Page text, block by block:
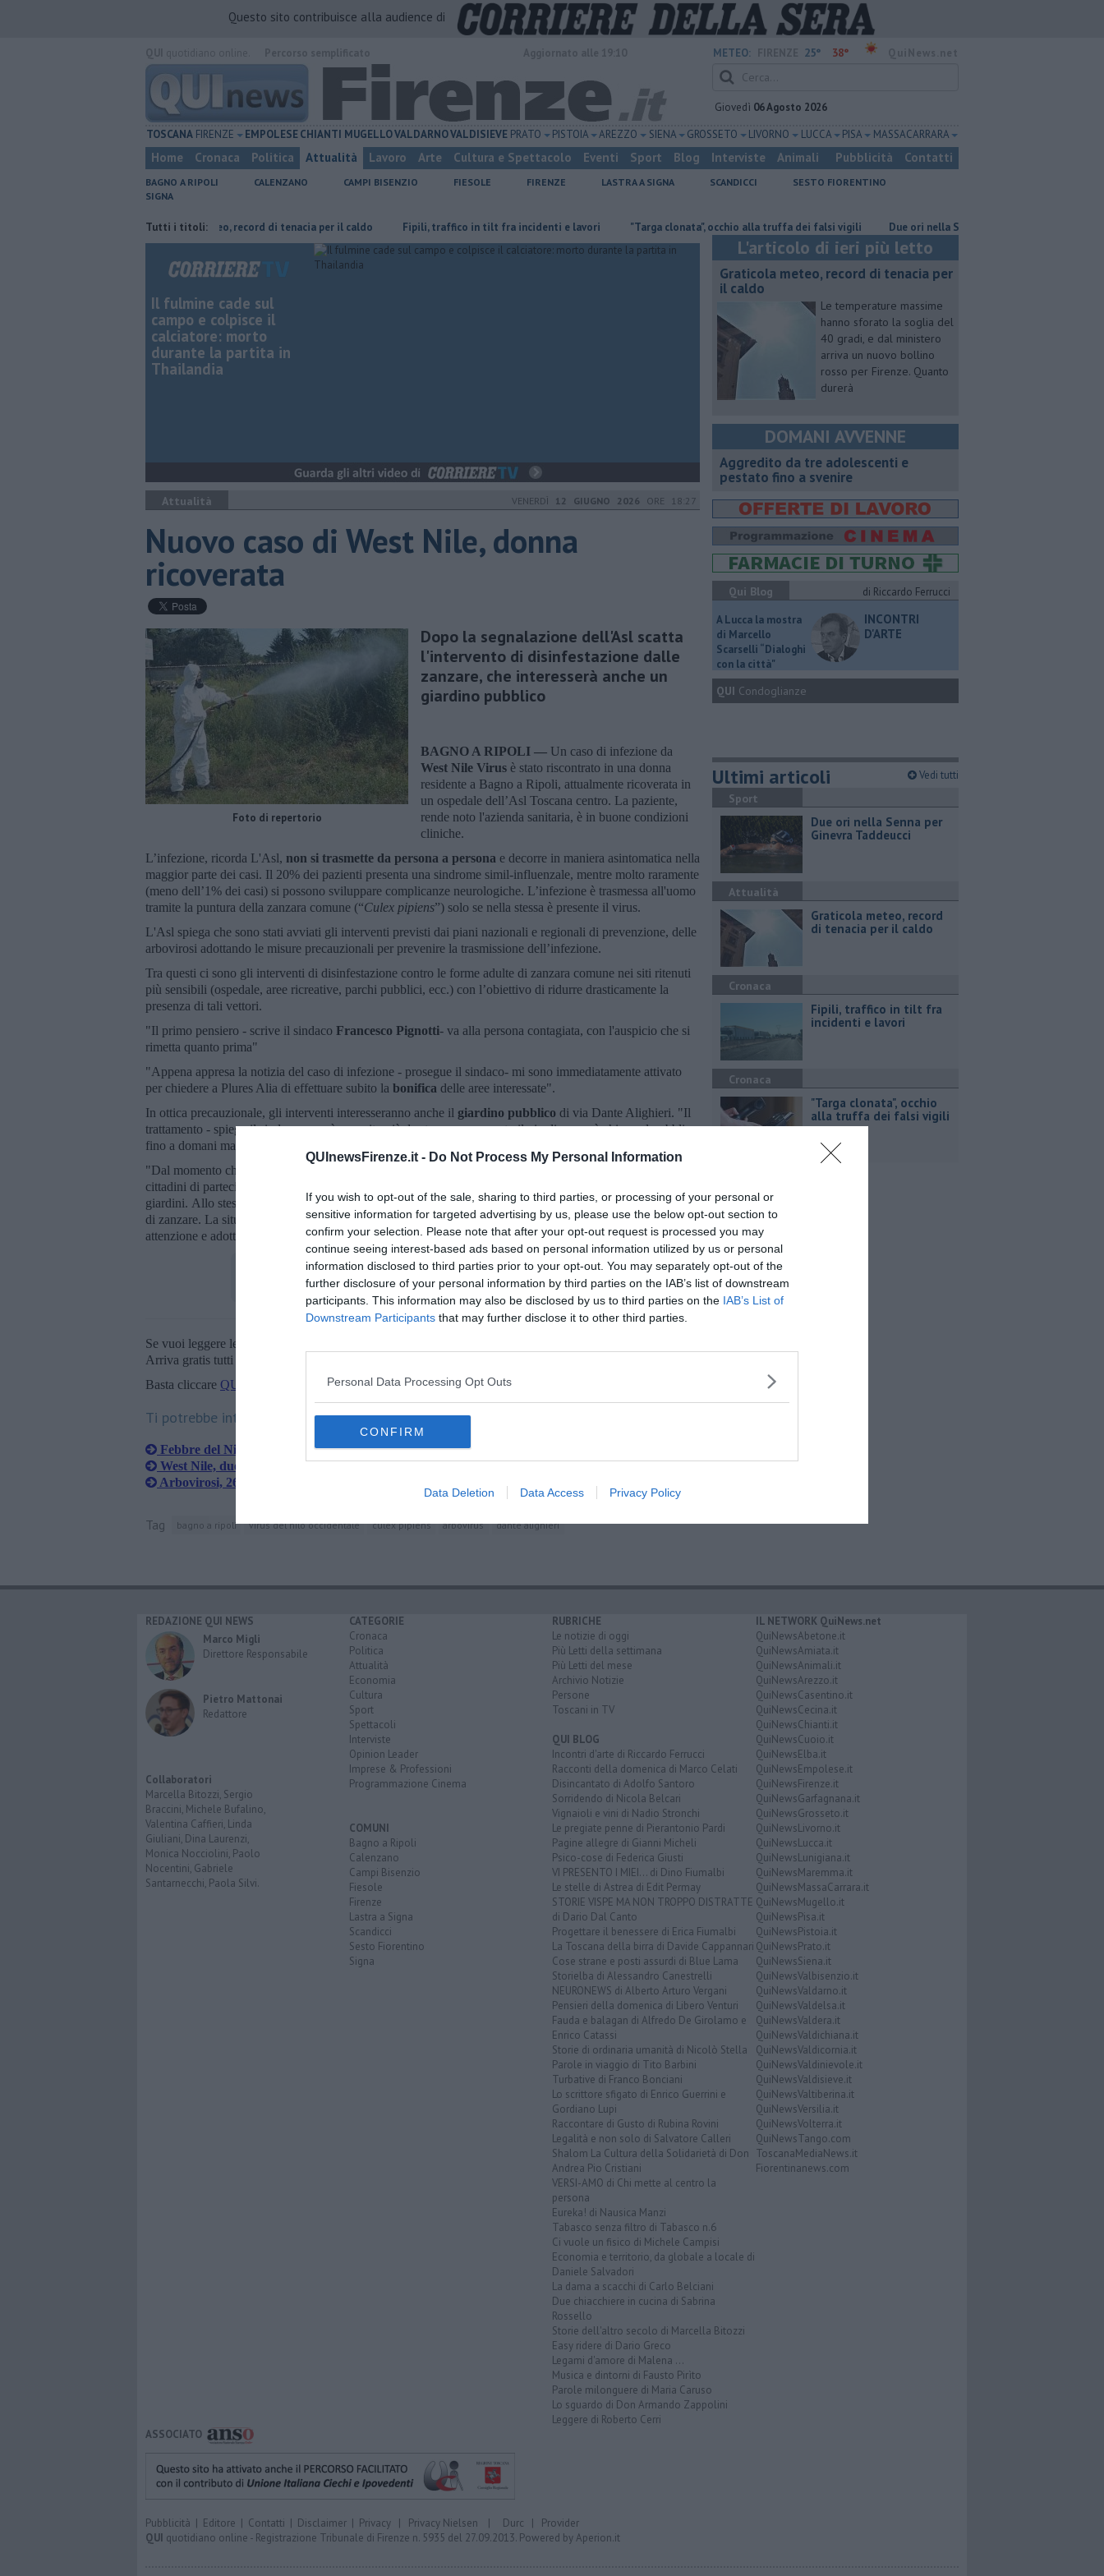
QUInewsFirenze.it - Do Not Process My Personal Information
If you wish to opt-out of the sale, sharing to third parties, or processing of your personal or
sensitive information for targeted advertising by us, please use the below opt-out section to
confirm your selection. Please note that after your opt-out request is processed you may
continue seeing interest-based ads based on personal information utilized by us or personal
information disclosed to third parties prior to your opt-out. You may separately opt-out of the
further disclosure of your personal information by third parties on the IAB’s list of downstream
participants. This information may also be disclosed by us to third parties on the IAB’s List of
Downstream Participants that may further disclose it to other third parties.
Personal Data Processing Opt Outs
CONFIRM
Data Deletion Data Access Privacy Policy
Questo sito contribuisce alla audience di
METEO: 25° 38°
Giovedì 06 Agosto 2026
TOSCANA FIRENZE EMPOLESECHIANTI MUGELLOVALDARNOVALDISIEVE PRATO PISTOIA AREZZO SIENA GROSSETO LIVORNO LUCCA PISA MASSA CARRARA
Home Cronaca Politica Attualità Lavoro Arte Cultura e Spettacolo Eventi Sport Blog Interviste Animali Pubblicità Contatti
BAGNO A RIPOLI CALENZANO CAMPI BISENZIO FIESOLE FIRENZE LASTRA A SIGNA SCANDICCI
SESTO FIORENTINO
SIGNA
Tutti i titoli:
Graticola meteo, record di tenacia per il caldo Fipili, traffico in tilt fra incidenti e lavori "Targa clonata", occhio alla truffa dei falsi vigili Due ori nella Senna per Ginevra Taddeucci
Il fulmine cade sul
campo e colpisce il
calciatore: morto
durante la partita in
Thailandia
Attualità VENERDÌ 12 GIUGNO 2026 ORE 18:27
Nuovo caso di West Nile, donna
ricoverata
Foto di repertorio
Dopo la segnalazione dell'Asl scatta
l'intervento di disinfestazione dalle
zanzare, che interesserà anche un
giardino pubblico
BAGNO A RIPOLI — Un caso di infezione da
West Nile Virus è stato riscontrato in una donna
residente a Bagno a Ripoli, attualmente ricoverata in
un ospedale dell’Asl Toscana centro. La paziente,
rende noto l'azienda sanitaria, è in buone condizioni
cliniche.
L’infezione, ricorda L'Asl, non si trasmette da persona a persona e decorre in maniera asintomatica nella
maggior parte dei casi. Il 20% dei pazienti presenta una sindrome simil-influenzale, mentre molto raramente
(meno dell’1% dei casi) si possono sviluppare complicanze neurologiche. L’infezione è trasmessa all'uomo
tramite la puntura della zanzara comune (“Culex pipiens”) solo se nella stessa è presente il virus.
L'Asl spiega che sono stati avviati gli interventi previsti dai piani nazionali e regionali di prevenzione, delle
arbovirosi adottando le misure precauzionali per prevenire la trasmissione dell’infezione.
Tra questi ci sono gli interventi di disinfestazione contro le forme adulte di zanzara comune nei siti ritenuti
più sensibili (ospedale, aree ricreative, parchi pubblici, ecc.) con l’obiettivo di ridurre drasticamente la
presenza di tali vettori.
"Il primo pensiero - scrive il sindaco Francesco Pignotti- va alla persona contagiata, con l'auspicio che si
rimetta quanto prima"
"Appena appresa la notizia del caso di infezione - prosegue il sindaco- mi sono immediatamente attivato
per chiedere a Plures Alia di effettuare subito la bonifica delle aree interessate".
In ottica precauzionale, gli interventi interesseranno anche il giardino pubblico di via Dante Alighieri. "Il
trattamento - spiega il sindaco - verrà eseguito già da stasera, per questo il giardino verrà chiuso al pubblico
fino a domani mattina".
"Dal momento che dal trattamento restano escluse le aree private - aggiunge Pignotti- chiedo a tutti i
cittadini di partecipare attivamente per prevenire e rimuovere eventuali focolai larvali dai propri
giardini. Allo stesso modo, è fondamentale che tutti adottino misure per proteggersi e prevenire la puntura
di zanzare. La situazione al momento non desta preoccupazione, ma è importante che tutti facciano
attenzione e adottino le misure precauzionali previste".
Se vuoi leggere le notizie principali della Toscana iscriviti alla
Arriva gratis tutti i giorni alle 20:00 direttamente nella tua casella di posta.
Basta cliccare QUI
Ti potrebbe interessare anche:
Febbre del Nilo, dimesso il turista tedesco
West Nile, due nuovi casi in Toscana
Arbovirosi, 26 casi da inizio anno
Tag bagno a ripoli virus del nilo occidentale culex pipiens arbovirus dante alighieri
L'articolo di ieri più letto
Graticola meteo, record di tenacia per
il caldo
Le temperature massime
hanno sforato la soglia del
40 gradi, e dal ministero
arriva un nuovo bollino
rosso per Firenze. Quanto
durerà
DOMANI AVVENNE
Aggredito da tre adolescenti e
pestato fino a svenire
Qui Blog
di Riccardo Ferrucci
A Lucca la mostra
di Marcello
Scarselli “Dialoghi
con la città"
INCONTRI
D'ARTE
QUI Condoglianze
Ultimi articoli Vedi tutti
Sport
Due ori nella Senna per
Ginevra Taddeucci
Attualità
Graticola meteo, record
di tenacia per il caldo
Cronaca
Fipili, traffico in tilt fra
incidenti e lavori
Cronaca
"Targa clonata", occhio
alla truffa dei falsi vigili
REDAZIONE QUI NEWS
Marco Migli
Direttore Responsabile
Pietro Mattonai
Redattore
Collaboratori
Marcella Bitozzi, Sergio
Braccini, Michele Bufalino,
Valentina Caffieri, Linda
Giuliani, Dina Laurenzi,
Monica Nocciolini, Paolo
Nocentini, Gabriele
Santarnecchi, Paola Silvi.
CATEGORIE
Cronaca
Politica
Attualità
Economia
Cultura
Sport
Spettacoli
Interviste
Opinion Leader
Imprese & Professioni
Programmazione Cinema
COMUNI
Bagno a Ripoli
Calenzano
Campi Bisenzio
Fiesole
Firenze
Lastra a Signa
Scandicci
Sesto Fiorentino
Signa
RUBRICHE
Le notizie di oggi
Più Letti della settimana
Più Letti del mese
Archivio Notizie
Persone
Toscani in TV
QUI BLOG
Incontri d'arte di Riccardo Ferrucci
Racconti della domenica di Marco Celati
Disincantato di Adolfo Santoro
Sorridendo di Nicola Belcari
Vignaioli e vini di Nadio Stronchi
Le pregiate penne di Pierantonio Pardi
Pagine allegre di Gianni Micheli
Psico-cose di Federica Giusti
VI PRESENTO I MIEI... di Dino Fiumalbi
Le stelle di Astrea di Edit Permay
STORIE VISPE MA NON TROPPO DISTRATTE
di Dario Dal Canto
Progettare il benessere di Erica Fiumalbi
La Toscana della birra di Davide Cappannari
Cose strane e posti assurdi di Blue Lama
Storielba di Alessandro Canestrelli
NEURONEWS di Alberto Arturo Vergani
Pensieri della domenica di Libero Venturi
Fauda e balagan di Alfredo De Girolamo e
Enrico Catassi
Storie di ordinaria umanità di Nicolò Stella
Parole in viaggio di Tito Barbini
Turbative di Franco Bonciani
Lo scrittore sfigato di Enrico Guerrini e
Gordiano Lupi
Raccontare di Gusto di Rubina Rovini
Legalità e non solo di Salvatore Calleri
Shalom La Cultura della Solidarietà di Don
Andrea Pio Cristiani
VERSI-AMO di Chi mette al centro la
persona
Eureka! di Nausica Manzi
Tabasco senza filtro di Tabasco n.6
Ci vuole un fisico di Michele Campisi
Economia e territorio, da globale a locale di
Daniele Salvadori
La dama a scacchi di Carlo Belciani
Due chiacchiere in cucina di Sabrina
Rossello
Storie dell'altro secolo di Marcella Bitozzi
Easy ridere di Dario Greco
Legami d'amore di Malena ...
Musica e dintorni di Fausto Pirìto
Parole milonguere di Maria Caruso
Lo sguardo di Don Armando Zappolini
Leggere di Roberto Cerri
IL NETWORK QuiNews.net
QuiNewsAbetone.it
QuiNewsAmiata.it
QuiNewsAnimali.it
QuiNewsArezzo.it
QuiNewsCasentino.it
QuiNewsCecina.it
QuiNewsChianti.it
QuiNewsCuoio.it
QuiNewsElba.it
QuiNewsEmpolese.it
QuiNewsFirenze.it
QuiNewsGarfagnana.it
QuiNewsGrosseto.it
QuiNewsLivorno.it
QuiNewsLucca.it
QuiNewsLunigiana.it
QuiNewsMaremma.it
QuiNewsMassaCarrara.it
QuiNewsMugello.it
QuiNewsPisa.it
QuiNewsPistoia.it
QuiNewsPrato.it
QuiNewsSiena.it
QuiNewsValbisenzio.it
QuiNewsValdarno.it
QuiNewsValdelsa.it
QuiNewsValdera.it
QuiNewsValdichiana.it
QuiNewsValdicornia.it
QuiNewsValdinievole.it
QuiNewsValdisieve.it
QuiNewsValtiberina.it
QuiNewsVersilia.it
QuiNewsVolterra.it
QuiNewsTango.com
ToscanaMediaNews.it
Fiorentinanews.com
ASSOCIATO
Pubblicità | Editore | Contatti | Disclaimer | Privacy | Privacy Nielsen | Durc | Provider
QUI quotidiano online - Registrazione Tribunale di Firenze n. 5935 del 27.09.2013. Powered byAperion.it